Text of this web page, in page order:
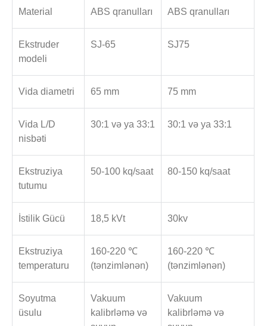
Material ABS qranulları ABS qranulları
Ekstruder
modeli
SJ-65 SJ75
Vida diametri 65 mm 75 mm
Vida L/D
nisbəti
30:1 və ya 33:1 30:1 və ya 33:1
Ekstruziya
tutumu
50-100 kq/saat 80-150 kq/saat
İstilik Gücü 18,5 kVt 30kv
Ekstruziya
temperaturu
160-220 ℃
(tənzimlənən)
160-220 ℃
(tənzimlənən)
Soyutma
üsulu
Vakuum
kalibrləmə və
Vakuum
kalibrləmə və